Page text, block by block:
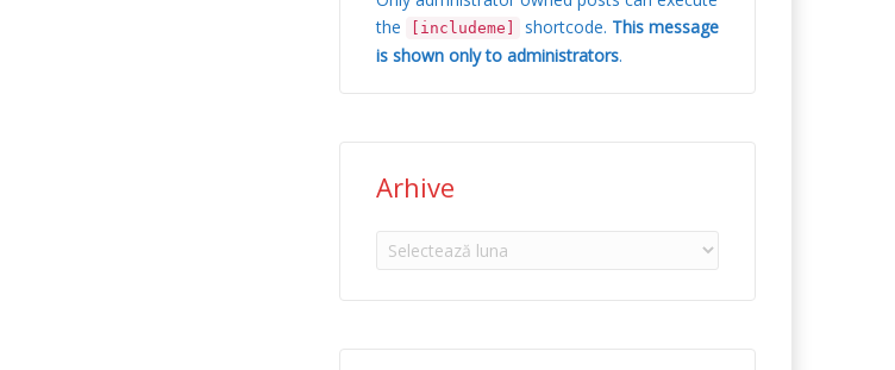
the
[includeme] shortcode. This message
is shown only to administrators.
Arhive
Arhive